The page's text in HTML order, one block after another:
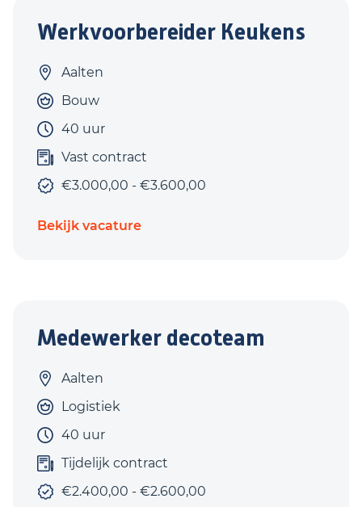
Werkvoorbereider Keukens
Aalten
Bouw
40 uur
Vast contract
€3.000,00 - €3.600,00
Bekijk vacature
Medewerker decoteam
Aalten
Logistiek
40 uur
Tijdelijk contract
€2.400,00 - €2.600,00